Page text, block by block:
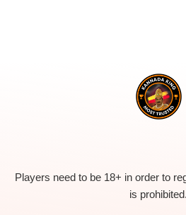
Players need to be 18+ in order to
is prohibited.